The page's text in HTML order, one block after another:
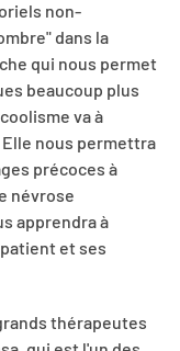
non-
dans la
qui nous permet
beaucoup plus
va à
nous permettra
précoces à
névrose
apprendra à
et ses
thérapeutes